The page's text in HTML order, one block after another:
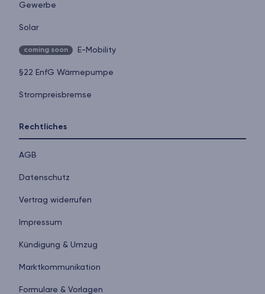
Gewerbe
Solar
coming soon E-Mobility
§22 EnfG Wärmepumpe
Strompreisbremse
Rechtliches
AGB
Datenschutz
Vertrag widerrufen
Impressum
Kündigung & Umzug
Markt­kommunikation
Formulare & Vorlagen